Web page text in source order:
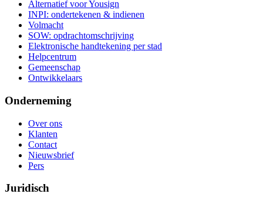
Alternatief voor Yousign
INPI: ondertekenen & indienen
Volmacht
SOW: opdrachtomschrijving
Elektronische handtekening per stad
Helpcentrum
Gemeenschap
Ontwikkelaars
Onderneming
Over ons
Klanten
Contact
Nieuwsbrief
Pers
Juridisch